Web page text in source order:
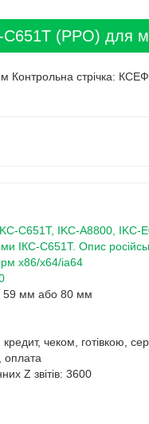
С651Т (РРО) для
стрічка:
C651T, IKC-A8800, IKC-
ІКС-С651Т. Опис
x86/x64/ia64
59 мм або 80 мм
чеком, готівкою,
оплата
Z звітів: 3600